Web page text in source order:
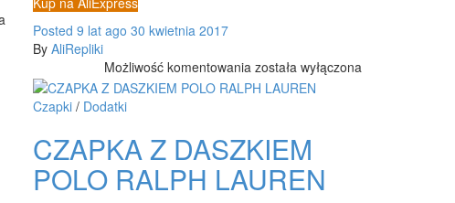
Posted 9 lat ago 30 kwietnia 2017
By AliRepliki
Możliwość komentowania BIAŁE
ADIDAS
została wyłączona
Czapki / Dodatki
CZAPKA Z DASZKIEM
POLO RALPH LAUREN